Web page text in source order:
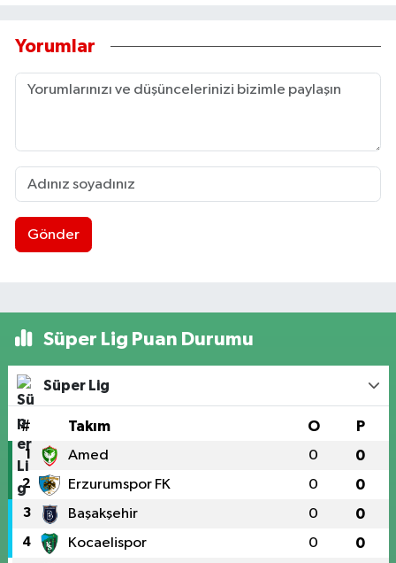
Yorumlar
Gönder
Süper Lig Puan Durumu
Süper Lig
# Takım O P
1 Amed 0 0
2 Erzurumspor FK 0 0
3 Başakşehir 0 0
4 Kocaelispor 0 0